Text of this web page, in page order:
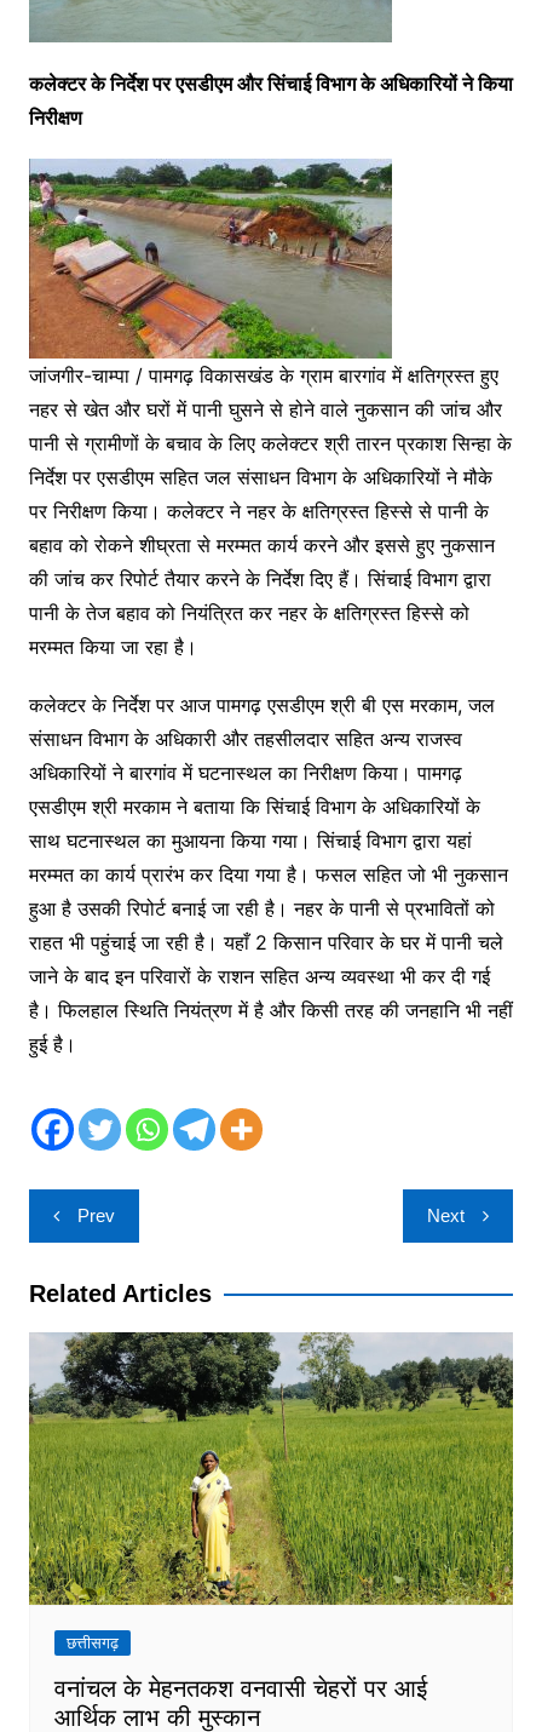
कलेक्टर के निर्देश पर एसडीएम और सिंचाई विभाग के अधिकारियों ने किया
निरीक्षण
जांजगीर-चाम्पा / पामगढ़ विकासखंड के ग्राम बारगांव में क्षतिग्रस्त हुए
नहर से खेत और घरों में पानी घुसने से होने वाले नुकसान की जांच और
पानी से ग्रामीणों के बचाव के लिए कलेक्टर श्री तारन प्रकाश सिन्हा के
निर्देश पर एसडीएम सहित जल संसाधन विभाग के अधिकारियों ने मौके
पर निरीक्षण किया। कलेक्टर ने नहर के क्षतिग्रस्त हिस्से से पानी के
बहाव को रोकने शीघ्रता से मरम्मत कार्य करने और इससे हुए नुकसान
की जांच कर रिपोर्ट तैयार करने के निर्देश दिए हैं। सिंचाई विभाग द्वारा
पानी के तेज बहाव को नियंत्रित कर नहर के क्षतिग्रस्त हिस्से को
मरम्मत किया जा रहा है।
कलेक्टर के निर्देश पर आज पामगढ़ एसडीएम श्री बी एस मरकाम, जल
संसाधन विभाग के अधिकारी और तहसीलदार सहित अन्य राजस्व
अधिकारियों ने बारगांव में घटनास्थल का निरीक्षण किया। पामगढ़
एसडीएम श्री मरकाम ने बताया कि सिंचाई विभाग के अधिकारियों के
साथ घटनास्थल का मुआयना किया गया। सिंचाई विभाग द्वारा यहां
मरम्मत का कार्य प्रारंभ कर दिया गया है। फसल सहित जो भी नुकसान
हुआ है उसकी रिपोर्ट बनाई जा रही है। नहर के पानी से प्रभावितों को
राहत भी पहुंचाई जा रही है। यहाँ 2 किसान परिवार के घर में पानी चले
जाने के बाद इन परिवारों के राशन सहित अन्य व्यवस्था भी कर दी गई
है। फिलहाल स्थिति नियंत्रण में है और किसी तरह की जनहानि भी नहीं
हुई है।
Post
navigation
Prev Next
Related Articles
छत्तीसगढ़
वनांचल के मेहनतकश वनवासी चेहरों पर आई
आर्थिक लाभ की मुस्कान